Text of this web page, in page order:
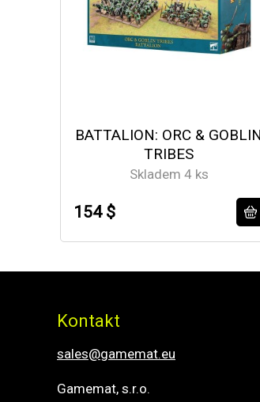
BATTALION: ORC & GOBLIN
TRIBES
Skladem 4 ks
154 $
Kontakt
sales@gamemat.eu
Gamemat, s.r.o.